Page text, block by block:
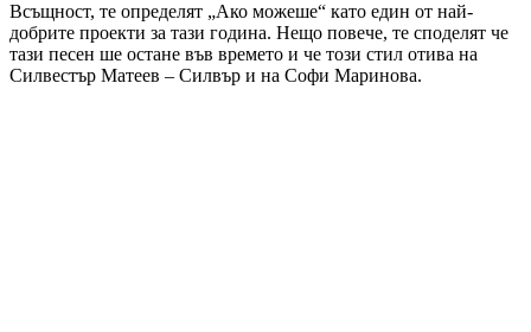
Всъщност, те определят „Ако можеше“ като един от най-
добрите проекти за тази година. Нещо повече, те споделят че
тази песен ше остане във времето и че този стил отива на
Силвестър Матеев – Силвър и на Софи Маринова.